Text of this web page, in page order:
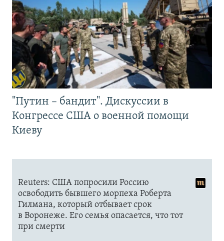
"Путин – бандит". Дискуссии в
Конгрессе США о военной помощи
Киеву